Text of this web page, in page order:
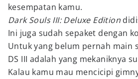
kesempatan kamu.
Dark Souls III: Deluxe Edition
Ini juga sudah sepaket dengan
Untuk yang belum pernah main
DS III adalah yang mekaniknya
Kalau kamu mau mencicipi